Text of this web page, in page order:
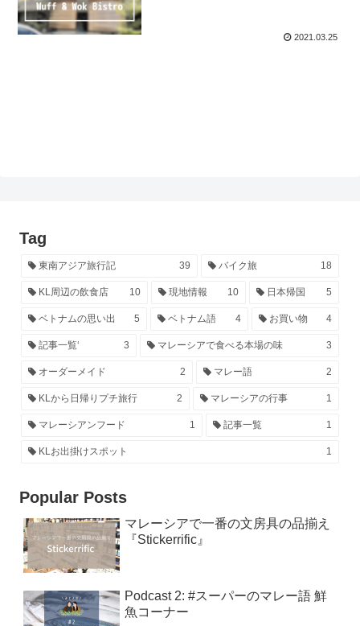
2021.03.25
Tag
東南アジア旅行記 39 バイク旅 18
KL周辺の飲食店 10 現地情報 10 日本帰国 5
ベトナムの思い出 5 ベトナム語 4 お買い物 4
記事一覧‘ 3 マレーシアで食べる本場の味 3
オーダーメイド 2 マレー語 2
KLから日帰りプチ旅行 2 マレーシアの行事 1
マレーシアンフード 1 記事一覧 1
KLお出掛けスポット 1
Popular Posts
マレーシアで一番の文房具の品揃え
『Stickerrific』
Podcast 2: #スーパーのマレー語 鮮
魚コーナー